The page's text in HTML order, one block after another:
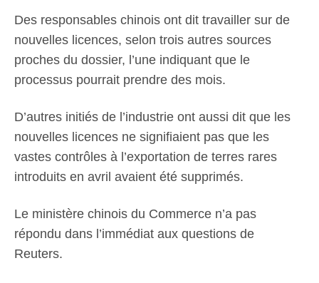
Des responsables chinois ont dit travailler sur de
nouvelles licences, selon trois autres sources
proches du dossier, l’une indiquant que le
processus pourrait prendre des mois.
D’autres initiés de l’industrie ont aussi dit que les
nouvelles licences ne signifiaient pas que les
vastes contrôles à l’exportation de terres rares
introduits en avril avaient été supprimés.
Le ministère chinois du Commerce n’a pas
répondu dans l’immédiat aux questions de
Reuters.